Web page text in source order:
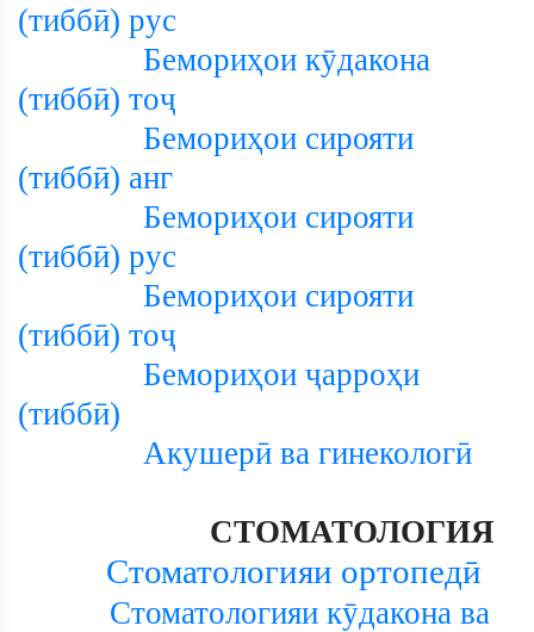
(тиббӣ) рус
Бемориҳои кӯдакона
(тиббӣ) тоҷ
Бемориҳои сирояти
(тиббӣ) анг
Бемориҳои сирояти
(тиббӣ) рус
Бемориҳои сирояти
(тиббӣ) тоҷ
Бемориҳои ҷарроҳи
(тиббӣ)
Акушерӣ ва гинекологӣ
СТОМАТОЛОГИЯ
Стоматологияи ортопедӣ
Стоматологияи кӯдакона ва